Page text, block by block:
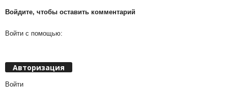
Войдите, чтобы оставить комментарий
Войти с помощью:
Авторизация
Войти